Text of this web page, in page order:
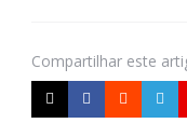
Compartilhar este